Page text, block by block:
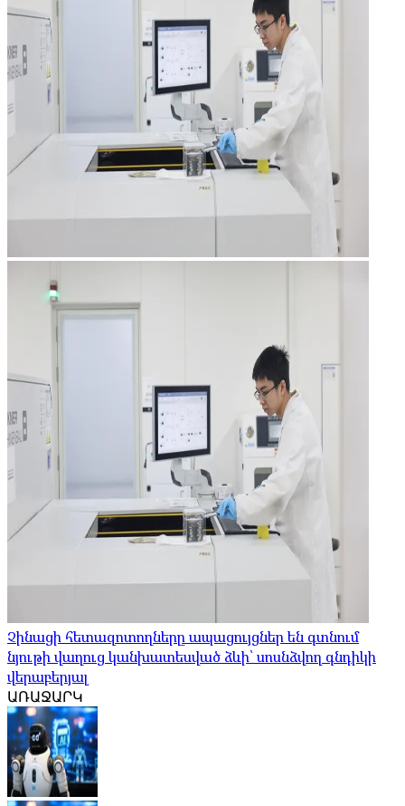
Չինացի հետազոտողները ապացույցներ են գտնում
նյութի վաղուց կանխատեսված ձևի՝ սոսնձվող գնդիկի
վերաբերյալ
ԱՌԱՋԱՐԿ